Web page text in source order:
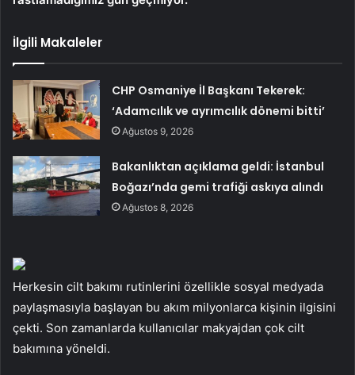
İlgili Makaleler
CHP Osmaniye İl Başkanı Tekerek:
‘Adamcılık ve ayrımcılık dönemi bitti’
Ağustos 9, 2026
Bakanlıktan açıklama geldi: İstanbul
Boğazı’nda gemi trafiği askıya alındı
Ağustos 8, 2026
Herkesin cilt bakımı rutinlerini özellikle sosyal medyada
paylaşmasıyla başlayan bu akım milyonlarca kişinin ilgisini
çekti. Son zamanlarda kullanıcılar makyajdan çok cilt
bakımına yöneldi.